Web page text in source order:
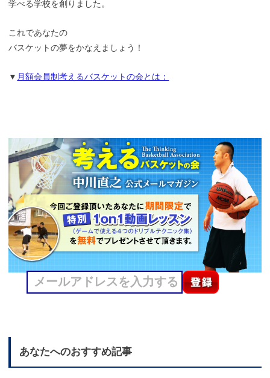
学べる学校を創りました。
これであなたの
バスケットの夢をかなえましょう！
▼ 月額会員制考えるバスケットの会とは：
あなたへのおすすめ記事